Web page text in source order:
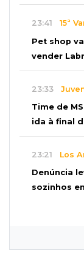
23:41 15ª
Pet shop
vender
23:33
Time de
ida à final
23:21 Los
Denúncia
sozinhos
formação